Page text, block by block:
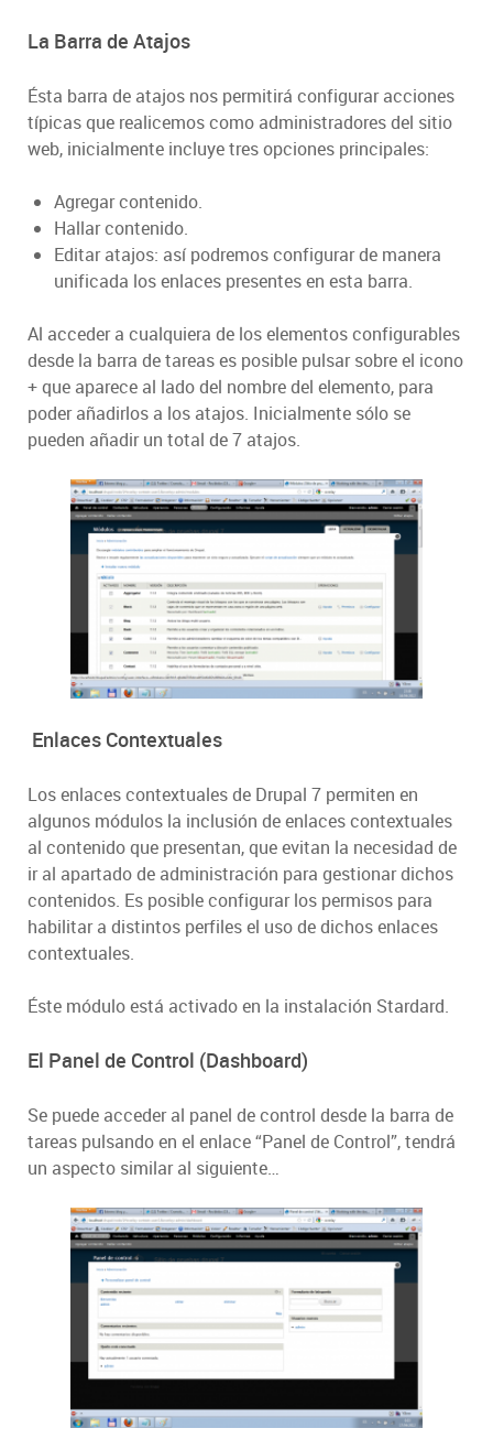
La Barra de Atajos
Ésta barra de atajos nos permitirá configurar acciones
típicas que realicemos como administradores del sitio
web, inicialmente incluye tres opciones principales:
Agregar contenido.
Hallar contenido.
Editar atajos: así podremos configurar de manera
unificada los enlaces presentes en esta barra.
Al acceder a cualquiera de los elementos configurables
desde la barra de tareas es posible pulsar sobre el icono
+ que aparece al lado del nombre del elemento, para
poder añadirlos a los atajos. Inicialmente sólo se
pueden añadir un total de 7 atajos.
Enlaces Contextuales
Los enlaces contextuales de Drupal 7 permiten en
algunos módulos la inclusión de enlaces contextuales
al contenido que presentan, que evitan la necesidad de
ir al apartado de administración para gestionar dichos
contenidos. Es posible configurar los permisos para
habilitar a distintos perfiles el uso de dichos enlaces
contextuales.
Éste módulo está activado en la instalación Stardard.
El Panel de Control (Dashboard)
Se puede acceder al panel de control desde la barra de
tareas pulsando en el enlace “Panel de Control”, tendrá
un aspecto similar al siguiente…